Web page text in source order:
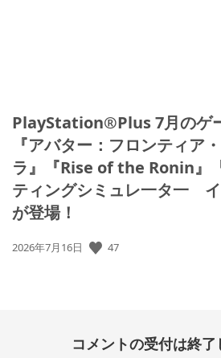
PlayStation®Plus 7月のゲ
『アバター：フロンティア
ラ』『Rise of the Ronin』
ティングシミュレ一タ一
が登場！
公
2026年7月16日 47
コメントの受付は終了